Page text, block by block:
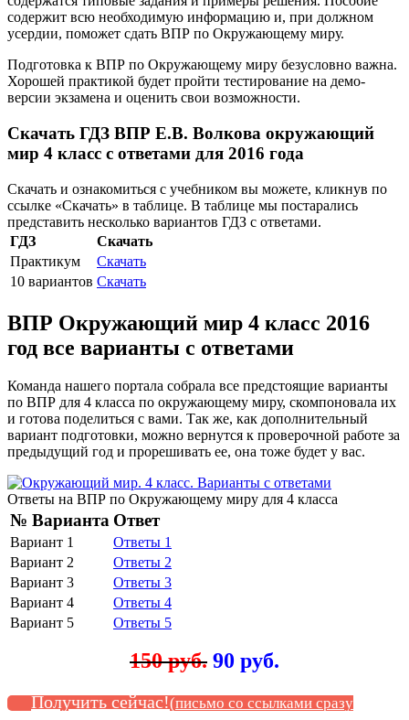
содержит всю необходимую информацию и, при должном
усердии, поможет сдать ВПР по Окружающему миру.
Подготовка к ВПР по Окружающему миру безусловно важна.
Хорошей практикой будет пройти тестирование на демо-
версии экзамена и оценить свои возможности.
Скачать ГДЗ ВПР Е.В. Волкова окружающий
мир 4 класс с ответами для 2016 года
Скачать и ознакомиться с учебником вы можете, кликнув по
ссылке «Скачать» в таблице. В таблице мы постарались
представить несколько вариантов ГДЗ с ответами.
ГДЗ
Скачать
Практикум
Скачать
10 вариантов Скачать
ВПР Окружающий мир 4 класс 2016
год все варианты с ответами
Команда нашего портала собрала все предстоящие варианты
по ВПР для 4 класса по окружающему миру, скомпоновала их
и готова поделиться с вами. Так же, как дополнительный
вариант подготовки, можно вернутся к проверочной работе за
предыдущий год и прорешивать ее, она тоже будет у вас.
Ответы на ВПР по Окружающему миру для 4 класса
№ Варианта Ответ
Вариант 1
Ответы 1
Вариант 2
Ответы 2
Вариант 3
Ответы 3
Вариант 4
Ответы 4
Вариант 5
Ответы 5
150 руб. 90 руб.
Получить сейчас!(письмо со ссылками сразу